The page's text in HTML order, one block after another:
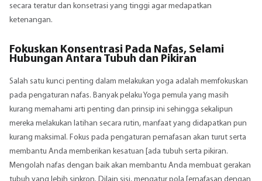
secara teratur dan konsetrasi yang tinggi agar medapatkan
ketenangan.
Fokuskan Konsentrasi Pada Nafas, Selami
Hubungan Antara Tubuh dan Pikiran
Salah satu kunci penting dalam melakukan yoga adalah memfokuskan
pada pengaturan nafas. Banyak pelaku Yoga pemula yang masih
kurang memahami arti penting dan prinsip ini sehingga sekalipun
mereka melakukan latihan secara rutin, manfaat yang didapatkan pun
kurang maksimal. Fokus pada pengaturan pernafasan akan turut serta
membantu Anda memberikan kesatuan [ada tubuh serta pikiran.
Mengolah nafas dengan baik akan membantu Anda membuat gerakan